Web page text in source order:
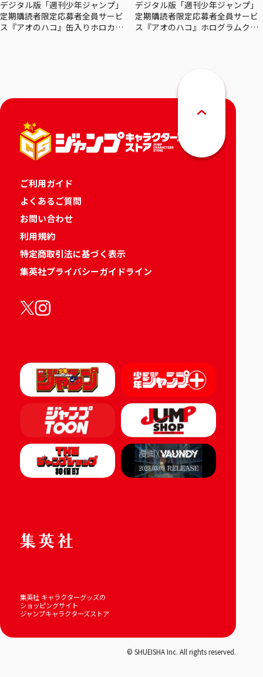
デジタル版「週刊少年ジャンプ」
定期購読者限定応募者全員サービ
ス『アオのハコ』缶入りホロカー
デジタル版「週刊少年ジャンプ」
定期購読者限定応募者全員サービ
ス『アオのハコ』ホログラムクリ
ご利用ガイド
よくあるご質問
お問い合わせ
利用規約
特定商取引法に基づく表示
集英社プライバシーガイドライン
集英社 キャラクターグッズの
ショッピングサイト
ジャンプキャラクターズストア
© SHUEISHA Inc. All rights reserved.